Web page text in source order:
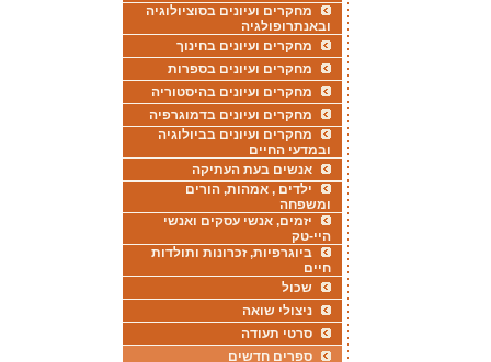
מחקרים ועיונים בסוציולוגיה
ובאנתרופולגיה
מחקרים ועיונים בחינוך
מחקרים ועיונים בספרות
מחקרים ועיונים בהיסטוריה
מחקרים ועיונים בדמוגרפיה
מחקרים ועיונים בביולוגיה
ובמדעי החיים
אנשים בעת העתיקה
ילדים , אמהות, הורים
ומשפחה
יזמים, אנשי עסקים ואנשי
היי-טק
ביוגרפיות, זכרונות ותולדות
חיים
שכול
ניצולי שואה
סרטי תעודה
ספרים חדשים